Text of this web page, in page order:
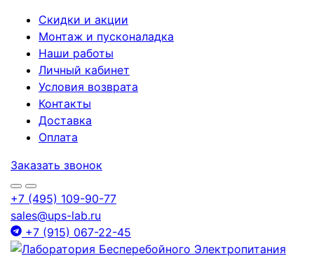
Скидки и акции
Монтаж и пусконаладка
Наши работы
Личный кабинет
Условия возврата
Контакты
Доставка
Оплата
Заказать звонок
+7 (495) 109-90-77
sales@ups-lab.ru
+7 (915) 067-22-45